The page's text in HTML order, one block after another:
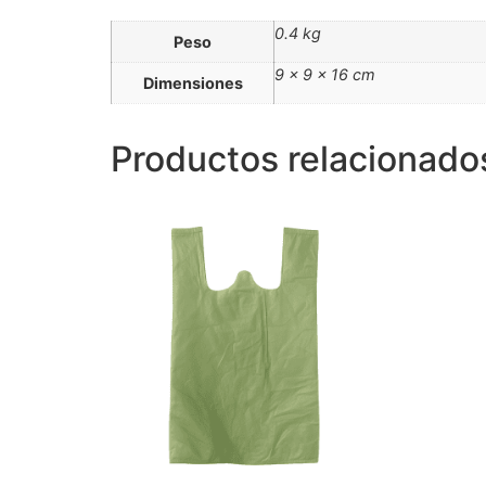
Peso 0.4 kg
Dimensiones 9 × 9 × 16 cm
Productos